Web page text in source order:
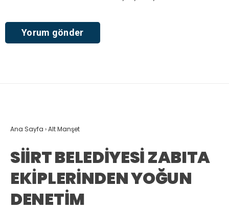
Ana Sayfa ›Alt Manşet
SİİRT BELEDİYESİ ZABITA
EKİPLERİNDEN YOĞUN
DENETİM